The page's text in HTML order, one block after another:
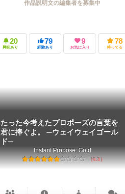
作品説明文の編集者を募集中
20
興味あり
79
経験あり
9
お気に入り
78
持ってる
たった今考えたプロポーズの言葉を
君に捧ぐよ。 ─ウェイウェイゴール
ド─
Instant Propose: Gold
6.3